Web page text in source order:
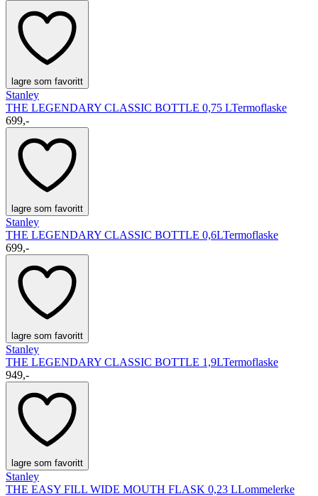
lagre som favoritt
Stanley
THE LEGENDARY CLASSIC BOTTLE 0,75 LTermoflaske
699,-
lagre som favoritt
Stanley
THE LEGENDARY CLASSIC BOTTLE 0,6LTermoflaske
699,-
lagre som favoritt
Stanley
THE LEGENDARY CLASSIC BOTTLE 1,9LTermoflaske
949,-
lagre som favoritt
Stanley
THE EASY FILL WIDE MOUTH FLASK 0,23 LLommelerke